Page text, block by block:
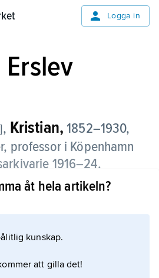
Logga in
, Kristian, 1852–1930,
professor i Köpenhamn
1916–24.
som historiker är
for historisk Kildekritik
åt hela artikeln?
kunskap.
att gilla det!